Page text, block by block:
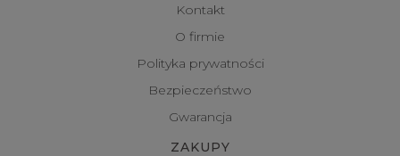
Kontakt
O firmie
Polityka prywatności
Bezpieczeństwo
Gwarancja
ZAKUPY